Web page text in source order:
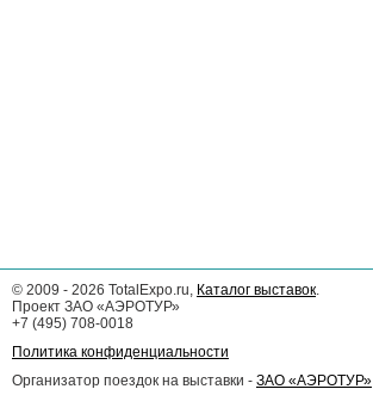
© 2009 - 2026 TotalExpo.ru, Каталог выставок.
Проект ЗАО «АЭРОТУР»
+7 (495) 708-0018
Политика конфиденциальности
Организатор поездок на выставки - ЗАО «АЭРОТУР»